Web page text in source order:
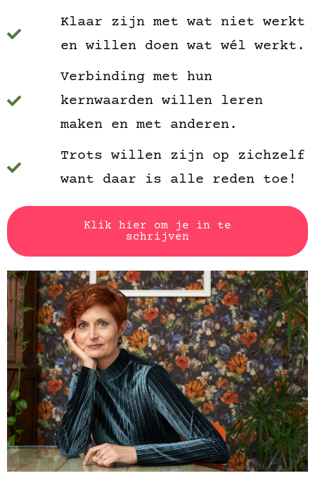
Klaar zijn met wat niet werkt
en willen doen wat wél werkt.
Verbinding met hun
kernwaarden willen leren
maken en met anderen.
Trots willen zijn op zichzelf
want daar is alle reden toe!
Klik hier om je in te
schrijven